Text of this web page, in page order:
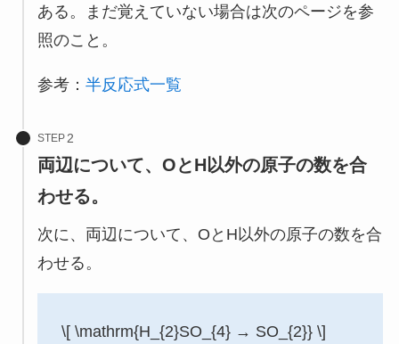
ある。まだ覚えていない場合は次のページを参
照のこと。
参考： 半反応式一覧
STEP
両辺について、OとH以外の原子の数を合
わせる。
次に、両辺について、OとH以外の原子の数を合
わせる。
\[ \mathrm{H_{2}SO_{4} → SO_{2}} \]